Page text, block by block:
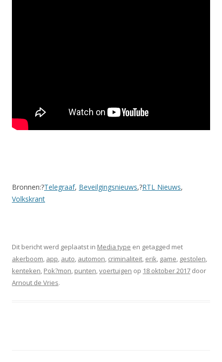
Bronnen:?Telegraaf, Beveilgingsnieuws,?RTL Nieuws,
Volkskrant
Dit bericht werd geplaatst in Media type en getagged met
akerboom, app, auto, automon, criminaliteit, erik, game, gestolen,
kenteken, Pok?mon, punten,voertuigen op 18 oktober 2017 door
Arnout de Vries.